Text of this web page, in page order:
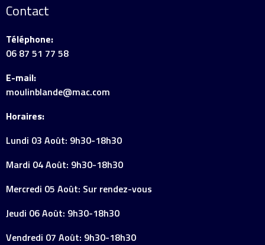
Contact
Téléphone:
06 87 51 77 58
E-mail:
moulinblande@mac.com
Horaires:
Lundi 03 Août: 9h30-18h30
Mardi 04 Août: 9h30-18h30
Mercredi 05 Août: Sur rendez-vous
Jeudi 06 Août: 9h30-18h30
Vendredi 07 Août: 9h30-18h30